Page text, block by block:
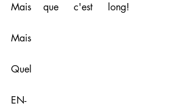
Mais    que     c'est     long!
Mais
Quel
EN-